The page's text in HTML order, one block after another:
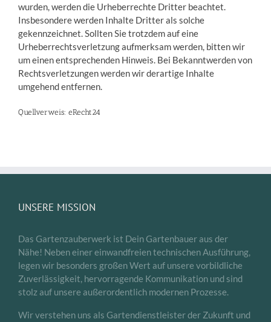
wurden, werden die Urheberrechte Dritter beachtet.
Insbesondere werden Inhalte Dritter als solche
gekennzeichnet. Sollten Sie trotzdem auf eine
Urheberrechtsverletzung aufmerksam werden, bitten wir
um einen entsprechenden Hinweis. Bei Bekanntwerden von
Rechtsverletzungen werden wir derartige Inhalte
umgehend entfernen.
Quellverweis: eRecht24
UNSERE MISSION
Das Gartenzauberwerk ist Dein Gartenbauer aus der
Nähe! Neben einer einwandfreien technischen Ausführung,
legen wir besonders großen Wert auf unsere vorbildliche
Zuverlässigkeit, hervorragende Kommunikation und sind
stolz auf unsere außerordentlich modernen Prozesse.
Wir verstehen uns als Gartendienstleister der Zukunft und